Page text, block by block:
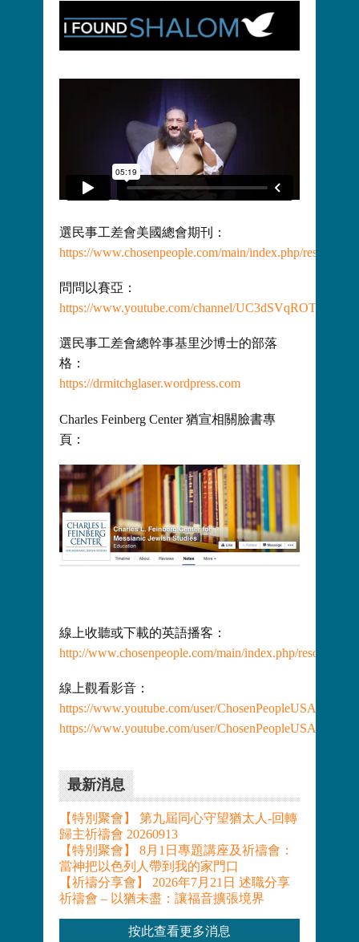
選民事工差會美國總會期刊：
https://www.chosenpeople.com/main/index.php/resources/
問問以賽亞：
https://www.youtube.com/channel/
選民事工差會總幹事基里沙博士的部落
格：
https://drmitchglaser.wordpress.com
Charles Feinberg Center 猶宣相關臉書專
頁：
線上收聽或下載的英語播客：
http://www.chosenpeople.com/main/index.php/resources/
線上觀看影音：
https://www.youtube.com/user/ChosenPeopleUSA
https://www.youtube.com/user/ChosenPeopleUSA/videos
最新消息
【特別聚會】 第九屆同心守望猶太人-回轉
歸主祈禱會 20260913
【特別聚會】 8月1日專題講座及祈禱會：
當神把以色列人帶到我的家門口
【祈禱分享會】 2026年7月21日 述職分享
祈禱會 – 以猶未盡：讓福音擴張境界
按此查看更多消息